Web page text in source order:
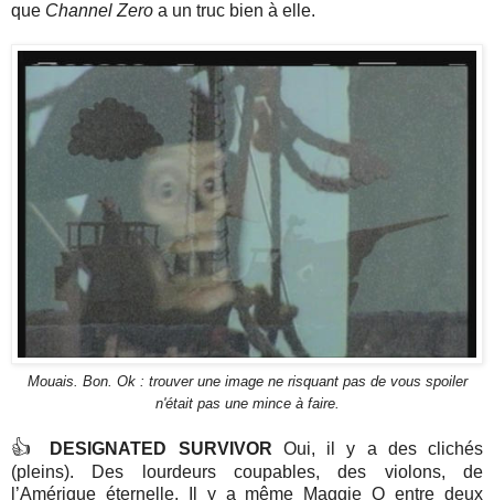
que Channel Zero a un truc bien à elle.
Mouais. Bon. Ok : trouver une image ne risquant pas de vous spoiler
n'était pas une mince à faire.
👍 DESIGNATED SURVIVOR Oui, il y a des clichés
(pleins). Des lourdeurs coupables, des violons, de
l’Amérique éternelle. Il y a même Maggie Q entre deux